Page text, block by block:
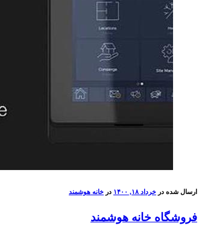
ارسال شده در خرداد ۱۸, ۱۴۰۰ در خانه هوشمند
فروشگاه خانه هوشمند